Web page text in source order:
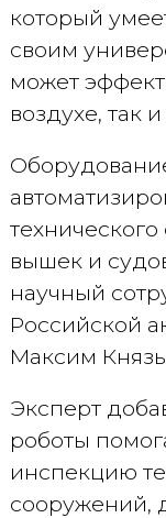
который
своим
может
воздухе, так
вышек и
научный
Российской
Максим
Эксперт
роботы
инспекцию
сооружений,